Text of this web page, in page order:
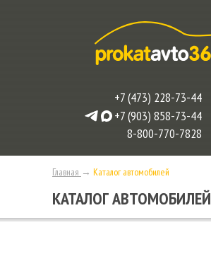
+7 (473) 228-73-44
+7 (903) 858-73-44
8-800-770-7828
Главная → Каталог автомобилей
КАТАЛОГ АВТОМОБИЛЕЙ